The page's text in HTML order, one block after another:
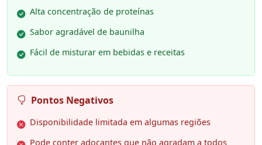
Alta concentração de proteínas
Sabor agradável de baunilha
Fácil de misturar em bebidas e receitas
Pontos Negativos
Disponibilidade limitada em algumas regiões
Pode conter adoçantes que não agradam a todos